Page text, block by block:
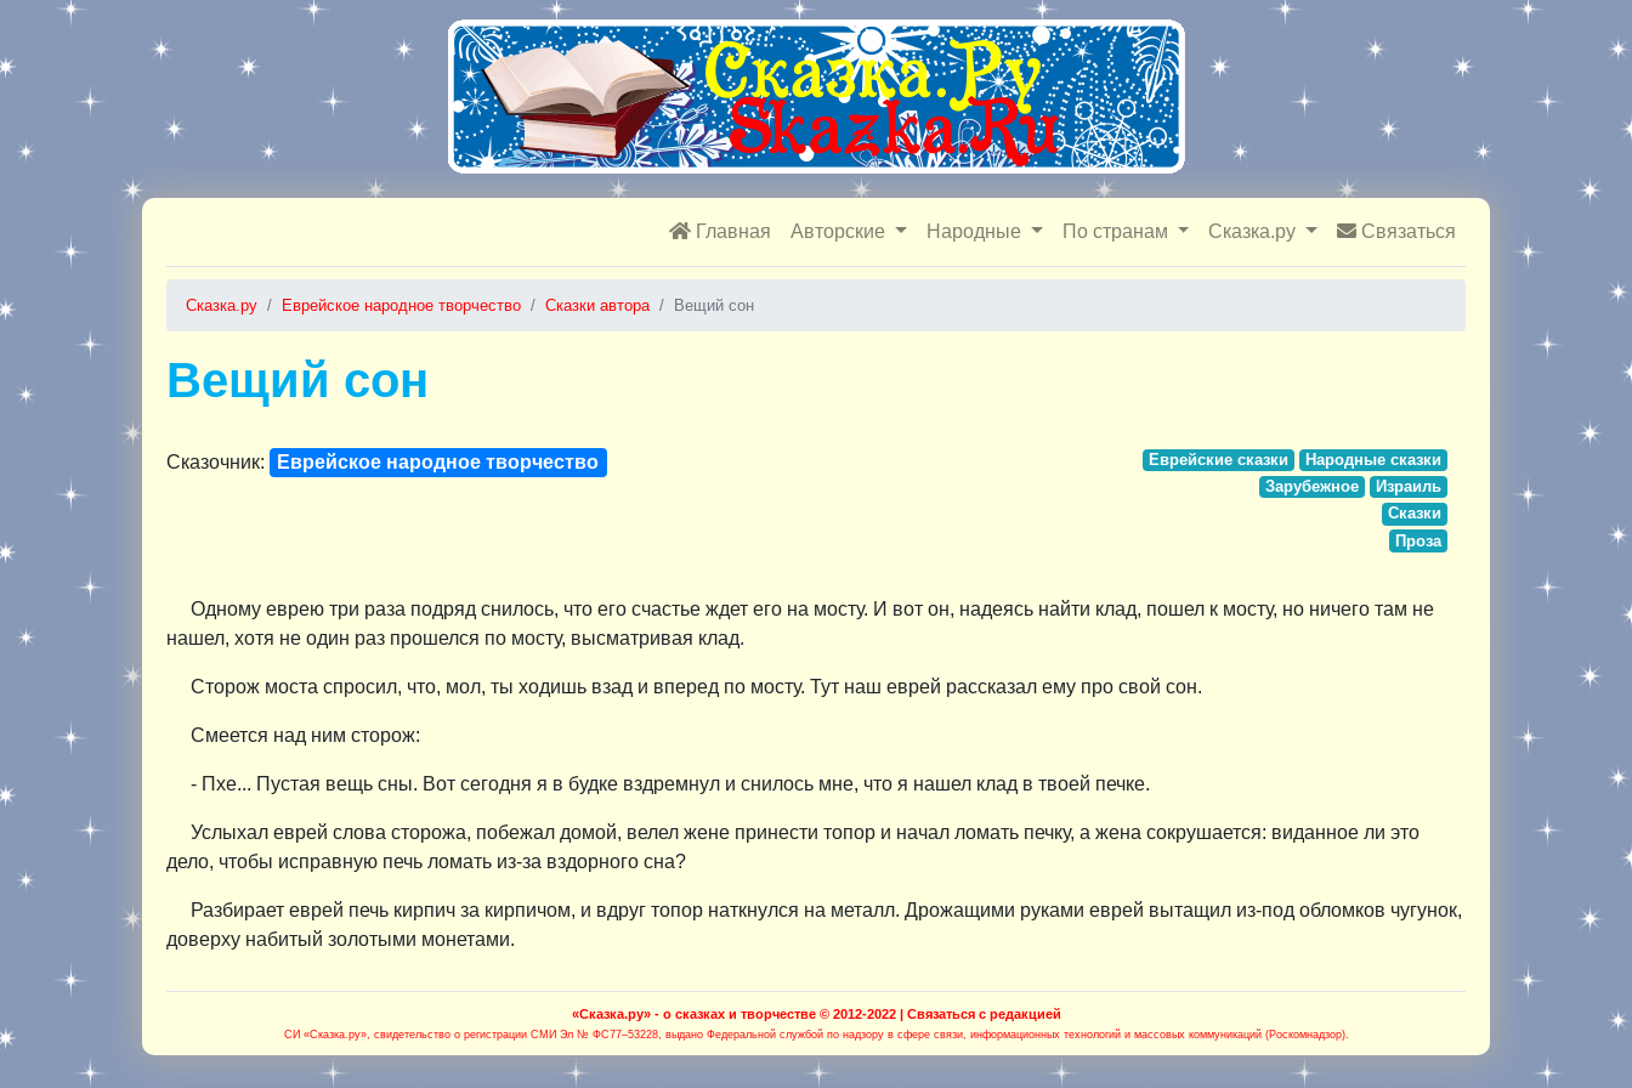
Главная Авторские Народные По странам Сказка.ру Связаться
Сказка.ру Еврейское народное творчество Сказки автора Вещий сон
Вещий сон
Сказочник: Еврейское народное творчество Еврейские сказки
Народные сказки
Зарубежное
Израиль
Сказки
Проза
Одному еврею три раза подряд снилось, что его счастье ждет его на мосту. И вот он, надеясь найти клад, пошел к мосту, но ничего там не
нашел, хотя не один раз прошелся по мосту, высматривая клад.
Сторож моста спросил, что, мол, ты ходишь взад и вперед по мосту. Тут наш еврей рассказал ему про свой сон.
Смеется над ним сторож:
- Пхе... Пустая вещь сны. Вот сегодня я в будке вздремнул и снилось мне, что я нашел клад в твоей печке.
Услыхал еврей слова сторожа, побежал домой, велел жене принести топор и начал ломать печку, а жена сокрушается: виданное ли это
дело, чтобы исправную печь ломать из-за вздорного сна?
Разбирает еврей печь кирпич за кирпичом, и вдруг топор наткнулся на металл. Дрожащими руками еврей вытащил из-под обломков чугунок,
доверху набитый золотыми монетами.
«Сказка.ру» - о сказках и творчестве© 2012-2022 | Связаться с редакцией
СИ «Сказка.ру», свидетельство о регистрации СМИ Эл № ФС77–53228, выдано Федеральной службой по надзору в сфере связи, информационных технологий и массовых коммуникаций (Роскомнадзор).